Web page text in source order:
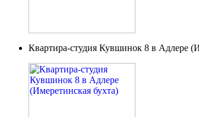
Квартира-студия Кувшинок 8 в Адлере